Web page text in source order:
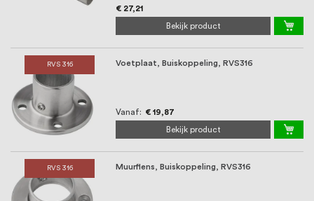
€ 27,21
Bekijk product
RVS 316 Voetplaat, Buiskoppeling, RVS316
Vanaf € 19,87
Bekijk product
RVS 316 Muurflens, Buiskoppeling, RVS316